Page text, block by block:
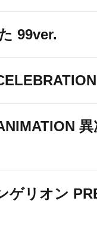
99ver.
異
ゲリオン